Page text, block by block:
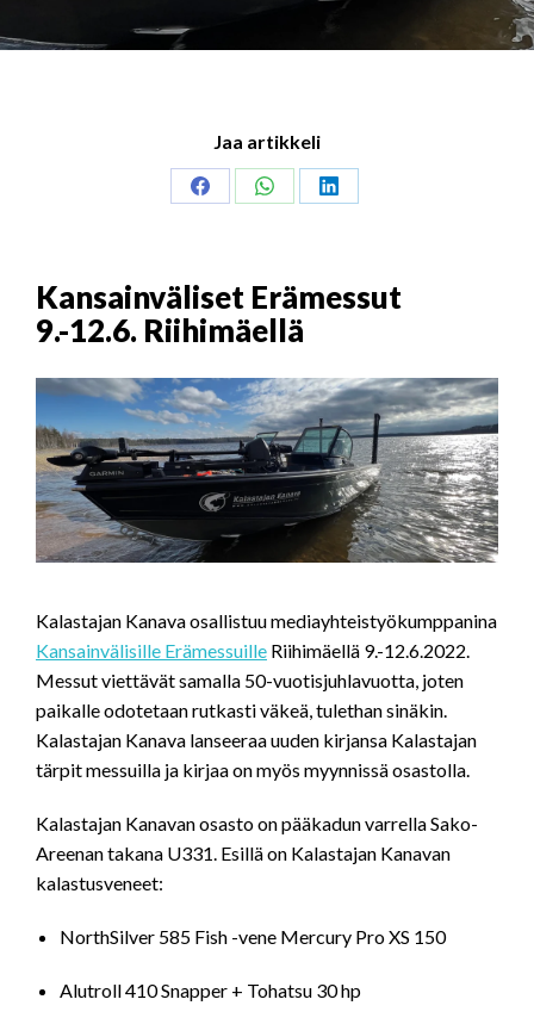
Jaa artikkeli
Share
Share
Share
Kansainväliset Erämessut
9.-12.6. Riihimäellä
Kalastajan Kanava osallistuu mediayhteistyökumppanina
Kansainvälisille Erämessuille Riihimäellä 9.-12.6.2022.
Messut viettävät samalla 50-vuotisjuhlavuotta, joten
paikalle odotetaan rutkasti väkeä, tulethan sinäkin.
Kalastajan Kanava lanseeraa uuden kirjansa Kalastajan
tärpit messuilla ja kirjaa on myös myynnissä osastolla.
Kalastajan Kanavan osasto on pääkadun varrella Sako-
Areenan takana U331. Esillä on Kalastajan Kanavan
kalastusveneet:
NorthSilver 585 Fish -vene Mercury Pro XS 150
Alutroll 410 Snapper + Tohatsu 30 hp